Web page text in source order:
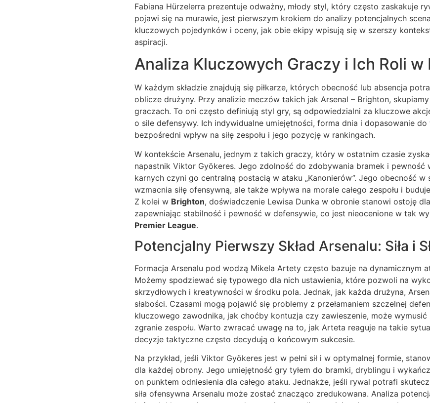
Fabiana Hürzelerra prezentuje odważny, młody styl, który często zaskakuje
pojawi się na murawie, jest pierwszym krokiem do analizy potencjalnych
kluczowych pojedynków i oceny, jak obie ekipy wpisują się w szerszy
aspiracji.
Analiza Kluczowych Graczy i Ich Roli w
W każdym składzie znajdują się piłkarze, których obecność lub absencja
oblicze drużyny. Przy analizie meczów takich jak Arsenal – Brighton,
graczach. To oni często definiują styl gry, są odpowiedzialni za kluczowe
o sile defensywy. Ich indywidualne umiejętności, forma dnia i dopasowanie
bezpośredni wpływ na siłę zespołu i jego pozycję w rankingach.
W kontekście Arsenalu, jednym z takich graczy, który w ostatnim czasie
napastnik Viktor Gyökeres. Jego zdolność do zdobywania bramek i pewność
karnych czyni go centralną postacią w ataku „Kanonierów”. Jego obecność w
wzmacnia siłę ofensywną, ale także wpływa na morale całego zespołu i
Z kolei w Brighton, doświadczenie Lewisa Dunka w obronie stanowi ostoję
zapewniając stabilność i pewność w defensywie, co jest nieocenione w tak
Premier League.
Potencjalny Pierwszy Skład Arsenalu: Siła i
Formacja Arsenalu pod wodzą Mikela Artety często bazuje na dynamicznym
Możemy spodziewać się typowego dla nich ustawienia, które pozwoli na
skrzydłowych i kreatywności w środku pola. Jednak, jak każda drużyna,
słabości. Czasami mogą pojawić się problemy z przełamaniem szczelnej
kluczowego zawodnika, jak choćby kontuzja czy zawieszenie, może wymusić
zgranie zespołu. Warto zwracać uwagę na to, jak Arteta reaguje na takie
decyzje taktyczne często decydują o końcowym sukcesie.
Na przykład, jeśli Viktor Gyökeres jest w pełni sił i w optymalnej formie,
dla każdej obrony. Jego umiejętność gry tyłem do bramki, dryblingu i
on punktem odniesienia dla całego ataku. Jednakże, jeśli rywal potrafi
siła ofensywna Arsenalu może zostać znacząco zredukowana. Analiza